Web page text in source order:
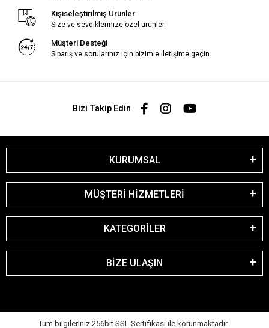
Kişiseleştirilmiş Ürünler
Size ve sevdiklerinize özel ürünler.
Müşteri Desteği
Sipariş ve sorularınız için bizimle iletişime geçin.
Bizi Takip Edin
KURUMSAL
MÜŞTERİ HİZMETLERİ
KATEGORİLER
BİZE ULAŞIN
Tüm bilgileriniz 256bit SSL Sertifikası ile korunmaktadır.